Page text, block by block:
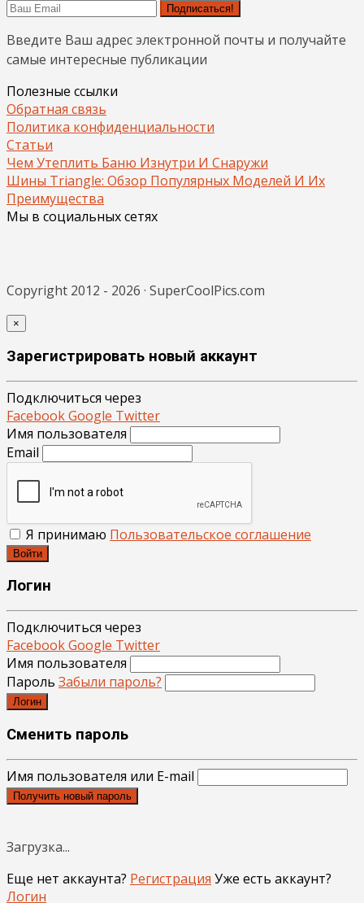
Подписаться!
Введите Ваш адрес электронной почты и получайте
самые интересные публикации
Полезные ссылки
Обратная связь
Политика конфиденциальности
Статьи
Чем Утеплить Баню Изнутри И Снаружи
Шины Triangle: Обзор Популярных Моделей И Их
Преимущества
Мы в социальных сетях
Copyright 2012 - 2026 · SuperCoolPics.com
×
Зарегистрировать новый аккаунт
Подключиться через
FacebookGoogle Twitter
Имя пользователя
Email
Я принимаю Пользовательское соглашение
Войти
Логин
Подключиться через
FacebookGoogle Twitter
Имя пользователя
Пароль Забыли пароль?
Логин
Сменить пароль
Имя пользователя или E-mail
Получить новый пароль
Загрузка...
Еще нет аккаунта? Регистрация Уже есть аккаунт?
Логин